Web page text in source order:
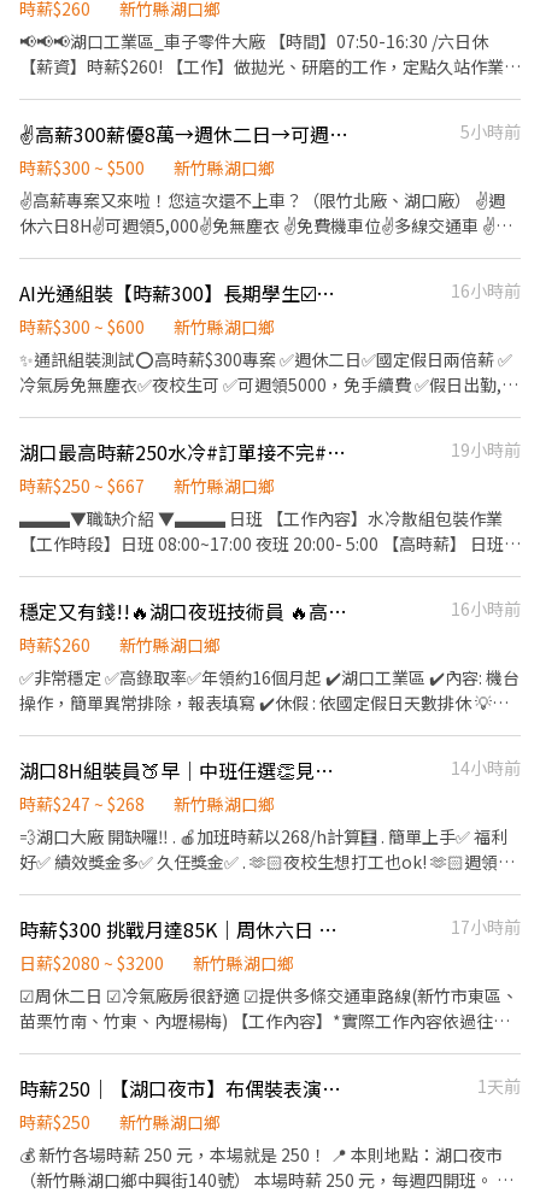
月10日發薪 / 可日週領 ⭐️ 快速應徵點這邊➔
https://lin.ee/2etEKAh 【工作地點】新竹縣湖口鄉光復北路(近新
竹工業區西區) 【工作內容】大型伺服器零件（操作機台、組裝、插
➔ 薪約 $36,960起 x 配合加班 $45,000ᴜᴘ✨ 💛夜班：20:00-05:30｜
260 / H 含津貼｜ ➔ 薪約 $45,760起 x 配合加班 $55,000ᴜᴘ✨ ✨高薪
職缺 x 立即上班❤️ ⭐️ ʟɪɴᴇ ID 搜尋 ➔ @564gwivh ➕ 我ʟɪɴᴇ 快速連結
➔ https://lin.ee/2etEKAh 💎 更多職缺點這 ➔
https://reurl.cc/xK7D4E ✉️ 加好友留言【 全名 + 手機號碼 + 職缺
截圖 】 ⭕️專業媒合安心面試⭕️24小時在線超快回覆率
時薪$260
新竹縣湖口鄉
📢📢📢湖口工業區_車子零件大廠 【時間】07:50-16:30 /六日休
【薪資】時薪$260! 【工作】做拋光、研磨的工作，定點久站作業
車需停廠外，入內約走600m距離 #工作為短期目前到暫訂至10/31
💰可日領$1700、周領$8500💰 ~~~名額有限，速速報名~~~ 📢姜小
姐0963727678 可直接搜電話+賴，截圖此職缺詢問唷!
✌️高薪300薪優8萬→週休二日→可週領✅Ai伺服器操機組包測✅免學經歷立即上班
5小時前
時薪$300 ~ $500
新竹縣湖口鄉
✌️高薪專案又來啦！您這次還不上車？（限竹北廠、湖口廠） ✌️週
休六日8H✌️可週領5,000✌️免無塵衣 ✌️免費機車位✌️多線交通車 ✌️假
腦、通訊器材成品零件。操作機台、組裝、包裝、檢測、SMT、插
件、庫房 ✅ 工作地點： 1️⃣竹北廠：新竹縣竹北市智慧路（近竹北遠
百、Ai智慧園區） 2️⃣湖口廠：新竹縣湖口鄉光復北路、工業三路
（湖口工業區） 3️⃣竹科廠：新竹市東區新安路（新竹科學園區） ✅
交通車：竹南、頭份、北埔、竹東、內灣、芎林、南寮、西濱、北
六、日 ✅ 用餐休息：訂便當、7-11、微波、冰箱。用餐40分鐘，上
下各休10分鐘 ~~~❣️上班時間/薪資待遇❣️~~~ 1️⃣竹北廠： ⭐【日班】
班】20:00 - 05:00 時薪300，領薪約＄52,800～80,000(配合加班)
2️⃣湖口廠： ⭐【日班】08:00 - 17:00 時薪260，領薪約＄45,760～
70,000(配合加班) ⭐【夜班】20:00 - 05:00 時薪300，領薪約
＄52,800～80,000(配合加班) 3️⃣竹科廠： ⭐【日班】07:30 - 16:40
約＄33,000～40,000(配合加班) ▬▬▬【立即應徵 24H快速回覆】
▬▬▬ ➡工作諮詢／報名面試 ➡請找：呂’r Neo ➡請加官方賴：
@pg17888（含@） ➡快速應徵連結：https://lin.ee/rZxvxQW ⭐
請加入好友，截圖職缺傳給我，填寫「姓名+電話」基本資料⭐ ❌不
抽成❌免服務費⭕️專業媒合安心面試
AI光通組裝【時薪300】長期學生☑️週休二日☑️日班廠車☑️可週領☑️假日津貼$300
16小時前
時薪$300 ~ $600
新竹縣湖口鄉
✨通訊組裝測試⭕️高時薪$300專案 ✅週休二日✅國定假日兩倍薪 ✅
冷氣房免無塵衣✅夜校生可 ✅可週領5000，免手續費 ✅假日出勤,交
區) ❷ 竹北廠 - 新竹縣竹北市智慧路（ AI智慧園區 ） ▶️工作內容：
通訊器材組裝、包裝、測試 ▶️休息時間：用餐40分鐘、上下間休15
分鐘 ▶️休假制度：周休二日 ▶️班別薪資： ✴️日班：08:00-17:00
【$260/h】薪資➜$45,760~加班$60,000 ✴️夜班：20:00-05:00
品 ▬▬▬ ▶快速應徵◀ ▬▬▬ 【截圖+ID詢問】@718dcrid 周小姊
立即回覆 【點選直接加好友】https://lin.ee/nsf2q2B 【或電洽】
0955028592 周’s 諮詢報名 ➡️更多工作加入群組
https://reurl.cc/1KVb8V
湖口最高時薪250水冷#訂單接不完#周休六日#可日領周領
19小時前
時薪$250 ~ $667
新竹縣湖口鄉
▃▃▃▼職缺介紹 ▼▃▃▃ 日班 【工作內容】水冷散組包裝作業
【工作時段】日班 08:00~17:00 夜班 20:00- 5:00 【高時薪】 日班
班 ►備有員工餐廳可用餐 ►加班會提供點心 ►不用穿無塵服 ►面
穩定又有錢!!🔥湖口夜班技術員 🔥高薪61K 立即轉正 獎金多
16小時前
時薪$260
新竹縣湖口鄉
✅非常穩定 ✅高錄取率✅年領約16個月起 ✔️湖口工業區 ✔️內容: 機台
操作，簡單異常排除，報表填寫 ✔️休假 : 依國定假日天數排休 💡夜
湖口8H組裝員🍑早｜中班任選👏見紅休、週領9千🤲不輪班/夜校生可
14小時前
時薪$247 ~ $268
新竹縣湖口鄉
💨湖口大廠 開缺囉‼️ . 🍎加班時薪以268/h計算🧮 . 簡單上手✅ 福利
好✅ 績效獎金多✅ 久任獎金✅ . 🫶🏻夜校生想打工也ok! 🫶🏻週領高
計🤲 . 歡迎詢問應徵❤️ 𝑳𝒊𝒏𝒆 𝒊𝒅📬 @199eevaz 《截圖職缺 快速應
徵》 來電：0916-005-402 周小姐
時薪$300 挑戰月達85K｜周休六日 冷氣廠房 免費交通車
17小時前
日薪$2080 ~ $3200
新竹縣湖口鄉
☑周休二日 ☑冷氣廠房很舒適 ☑提供多條交通車路線(新竹市東區、
苗栗竹南、竹東、內壢楊梅) 【工作內容】*實際工作內容依過往工
料 ▸維修物料：解鎖螺絲/清潔散熱膏、上下物料、掃二維碼分類、
電子顯微鏡目檢、元件清潔、GPU/CPU 除錫除膠 【工作地點】新
竹縣湖口鄉工業三路/光復北路 【工作時間】日班：08:00-17:00 ｜
夜班：20:00-05:00 周休六日 【薪資待遇】 ▸日班：260/H 休六日
時薪250｜【湖口夜市】布偶裝表演｜自主報班・無經驗可
1天前
時薪$250
新竹縣湖口鄉
💰 新竹各場時薪 250 元，本場就是 250！ 📍 本則地點：湖口夜市
（新竹縣湖口鄉中興街140號） 本場時薪 250 元，每週四開班。 ※